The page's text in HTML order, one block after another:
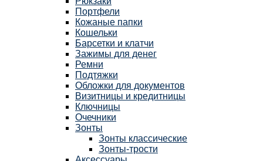
Портфели
Кожаные папки
Кошельки
Барсетки и клатчи
Зажимы для денег
Ремни
Подтяжки
Обложки для документов
Визитницы и кредитницы
Ключницы
Очечники
Зонты
Зонты классические
Зонты-трости